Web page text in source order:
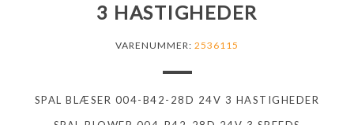
3 HASTIGHEDER
VARENUMMER: 2536115
SPAL BLÆSER 004-B42-28D 24V 3 HASTIGHEDER